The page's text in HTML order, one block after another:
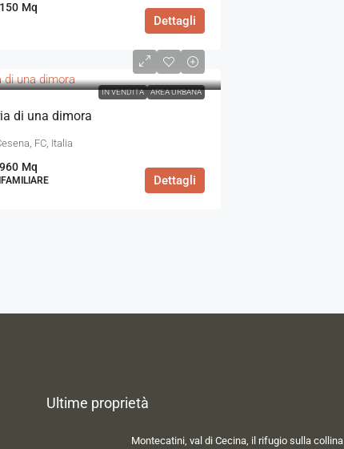
150 Mq
Dettagli
IN VENDITA AREA URBANA
di una dimora
FC, Italia
960 Mq
Dettagli
Ultime proprietà
Montecatini, val di Cecina, il rifugio sulla collina